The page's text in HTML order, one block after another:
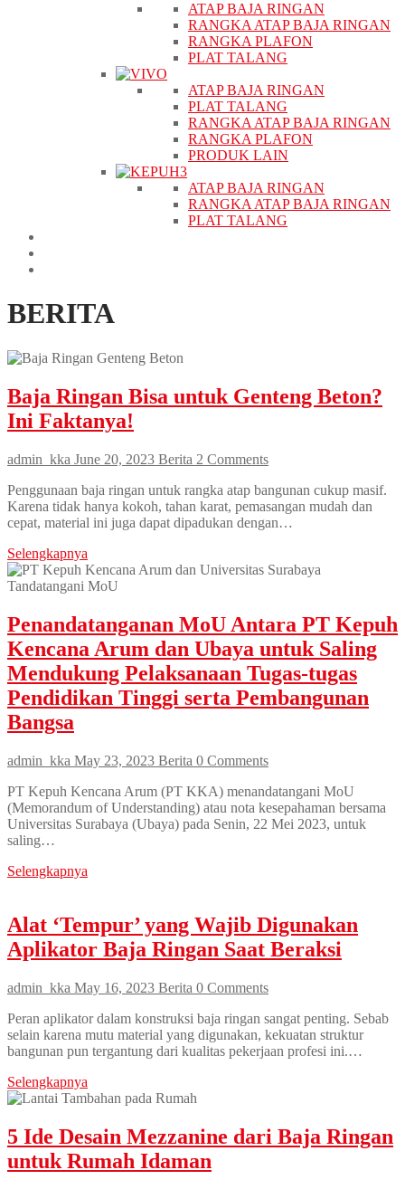
ATAP BAJA RINGAN
RANGKA ATAP BAJA RINGAN
RANGKA PLAFON
PLAT TALANG
ATAP BAJA RINGAN
PLAT TALANG
RANGKA ATAP BAJA RINGAN
RANGKA PLAFON
PRODUK LAIN
ATAP BAJA RINGAN
RANGKA ATAP BAJA RINGAN
PLAT TALANG
BERITA
Baja Ringan Bisa untuk Genteng Beton?
Ini Faktanya!
admin_kka June 20, 2023 Berita 2 Comments
Penggunaan baja ringan untuk rangka atap bangunan cukup masif.
Karena tidak hanya kokoh, tahan karat, pemasangan mudah dan
cepat, material ini juga dapat dipadukan dengan…
Selengkapnya
Penandatanganan MoU Antara PT Kepuh
Kencana Arum dan Ubaya untuk Saling
Mendukung Pelaksanaan Tugas-tugas
Pendidikan Tinggi serta Pembangunan
Bangsa
admin_kka May 23, 2023 Berita 0 Comments
PT Kepuh Kencana Arum (PT KKA) menandatangani MoU
(Memorandum of Understanding) atau nota kesepahaman bersama
Universitas Surabaya (Ubaya) pada Senin, 22 Mei 2023, untuk
saling…
Selengkapnya
Alat ‘Tempur’ yang Wajib Digunakan
Aplikator Baja Ringan Saat Beraksi
admin_kka May 16, 2023 Berita 0 Comments
Peran aplikator dalam konstruksi baja ringan sangat penting. Sebab
selain karena mutu material yang digunakan, kekuatan struktur
bangunan pun tergantung dari kualitas pekerjaan profesi ini.…
Selengkapnya
5 Ide Desain Mezzanine dari Baja Ringan
untuk Rumah Idaman